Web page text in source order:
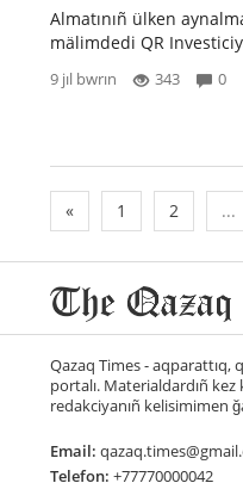
Almatınıñ ülken
mälimdedi QR
9 jıl bwrın 343 0
« 1 2 ...
Qazaq Times - aqparattıq,
portalı. Materialdardıñ kez
redakciyanıñ kelisimimen
Email:
Telefon: +77770000042